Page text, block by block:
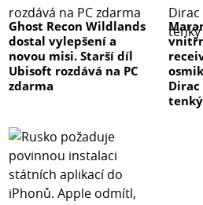
Ghost Recon Wildlands
dostal vylepšení a
novou misi. Starší díl
Ubisoft rozdává na PC
zdarma